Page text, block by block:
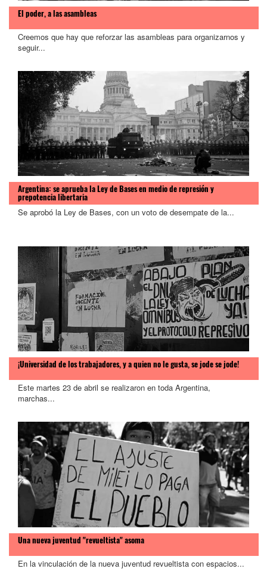
El poder, a las asambleas
Creemos que hay que reforzar las asambleas para organizarnos y
seguir...
Argentina: se aprueba la Ley de Bases en medio de represión y
prepotencia libertaria
Se aprobó la Ley de Bases, con un voto de desempate de la...
¡Universidad de los trabajadores, y a quien no le gusta, se jode se jode!
Este martes 23 de abril se realizaron en toda Argentina,
marchas...
Una nueva juventud "revueltista" asoma
En la vinculación de la nueva juventud revueltista con espacios...